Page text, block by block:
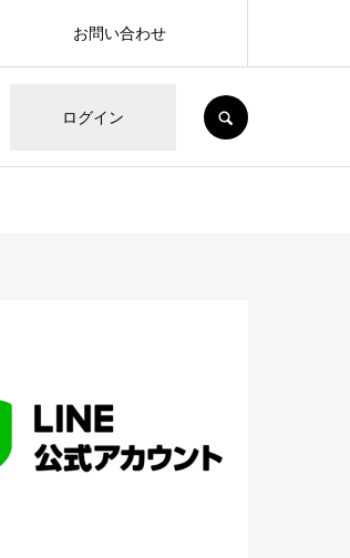
ログイン
お問い合わせ